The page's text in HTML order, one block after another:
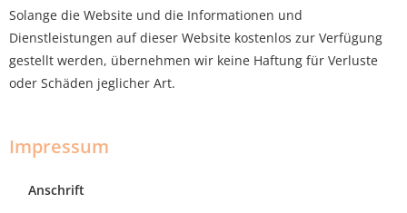
Solange die Website und die Informationen und
Dienstleistungen auf dieser Website kostenlos zur Verfügung
gestellt werden, übernehmen wir keine Haftung für Verluste
oder Schäden jeglicher Art.
Impressum
Anschrift